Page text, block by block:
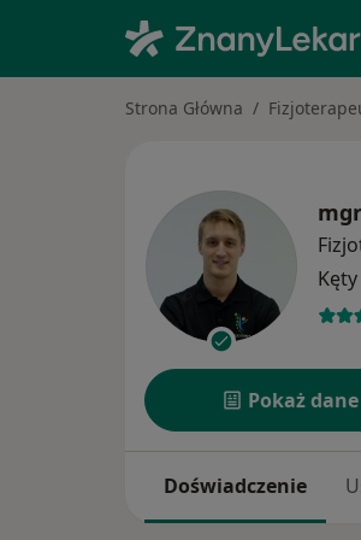
Strona Główna
mgr
Kęty
Pokaż
Doświadczenie